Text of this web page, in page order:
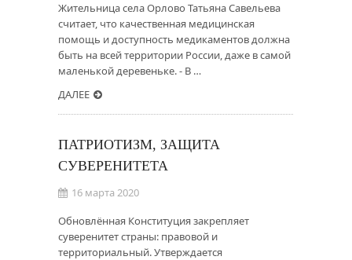
Жительница села Орлово Татьяна Савельева
считает, что качественная медицинская
помощь и доступность медикаментов должна
быть на всей территории России, даже в самой
маленькой деревеньке. - В …
ДАЛЕЕ
ПАТРИОТИЗМ, ЗАЩИТА
СУВЕРЕНИТЕТА
16 марта 2020
Обновлённая Конституция закрепляет
суверенитет страны: правовой и
территориальный. Утверждается